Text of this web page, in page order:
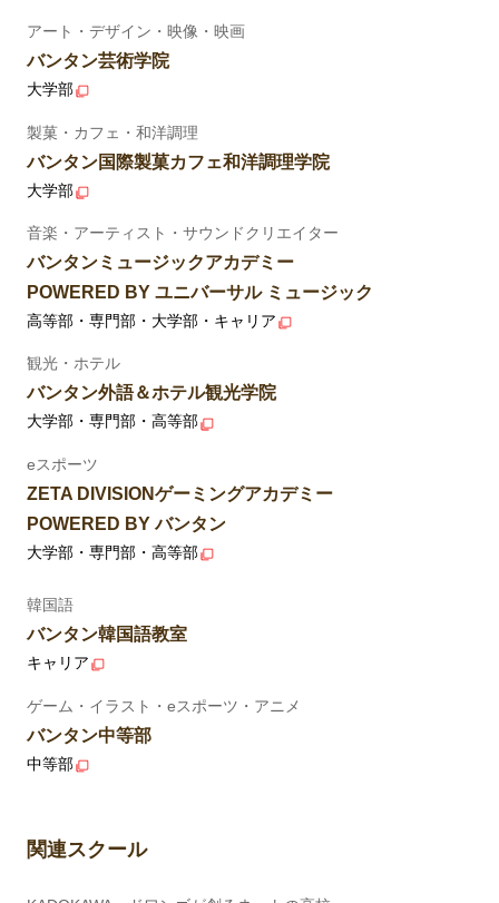
アート・デザイン・映像・映画
バンタン芸術学院
大学部
製菓・カフェ・和洋調理
バンタン国際製菓カフェ和洋調理学院
大学部
音楽・アーティスト・サウンドクリエイター
バンタンミュージックアカデミー
POWERED BY ユニバーサル ミュージック
高等部・専門部・大学部・キャリア
観光・ホテル
バンタン外語＆ホテル観光学院
大学部・専門部・高等部
eスポーツ
ZETA DIVISIONゲーミングアカデミー
POWERED BY バンタン
大学部・専門部・高等部
韓国語
バンタン韓国語教室
キャリア
ゲーム・イラスト・eスポーツ・アニメ
バンタン中等部
中等部
関連スクール